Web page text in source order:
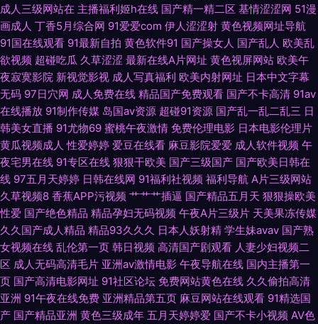
导航 婷婷五月份尹色 91大神精品 操碰99大香蕉 韩国三级香蕉网战 91蜜桃在
线观看 91视频网页综合 黄色91青草蜜桃 美女夜色黄 AV福利页 国产日韩久
久视频 欧美肏屄网 天天插天天操 91黄色网入口一 超碰导航 久草视频国产片
日韩性爱免费看 在线视频导航 超碰97打炮偷拍 久草福利流水视频 人妖色色
狼网站 亚洲激情 91熊猫视频 东方成人AV无码 欧美色图A片 一本道爱天堂
97視频 韩国视频HDAV 人人爱av 亚州日韩视频 91素人约啪系列 大香蕉网址
肏屄视屏免费观看 亚洲限制级AV 岛国aV在线免费 蜜臀91中文 天天综合素质
快播 91日本在线视频 成人午夜福利剧场 久草资源 日本私人影院 一区二区产
精品 岛国色导航 欧美轮理 影音先锋女人成人 AV熟女 含羞草AV影院 欧美青
成人三级网站在 主播福利姬h在线 国产精一精二区 基情涩涩网 51漫
画成人 丁香5月综合网 91爱爱com 伊人涩涩射 黄色视频网址导航
91国在线观看 91最新自拍 黄色软件91 国产操女人 国产乱人 欧美乱
欲视频 超碰吃瓜 久草涩涩 最新在线A片网址 黄色视屏网站 欧美午
夜寂寞影院 新视觉影视 成人写真福利 欧美内射网址 日本中文字幕
无码 97日穴网 成人免费在线 精品国产免费观看 国产不卡高清 91av
在线播放 91制作传媒 岛国av资源 超碰91资源 国产乱一乱二乱三 日
韩美女直播 91尤物69 蜜桃午夜激情 免费伦理电影 日本电影伦理片
黄瓜视频成人 性爱婷婷 爱豆在线看 麻豆影院爱爱 成人软件视频 午
夜宅男在线 91专区在线 狠狠干欧美 国产三级国产 国产欧美日韩在
线 97五月天婷婷 日韩在线网 91福利社视频 福利导航 A片三级网站
久草视频8 香蕉APP污视频 艹艹艹插逼 国产精品五月天 狠狠操欧美
性爱 国产绝色精品 精品孕妇无码视频 午夜A片三级片 天美果冻传媒
久久国产成人精品 精品93久久久 日本人妖射精 学生妹avav 国产熟
女视频在线 乱伦第一页 韩日视频 高清国产剧观看 人妻少妇视频二
区 成人无码高清毛片 亚洲av激情电影 午夜导航在线 国内主播第一
页 国产高清电影网址 91社区论坛 免费网站黄色在线 久久偷拍高清
亚洲 91午夜在线免费 亚洲精品第五页 麻豆网站在线观看 91精选国
产 国产精品亚洲 黄色三级成年 五月天婷婷爱 国产不卡小视频 AV色